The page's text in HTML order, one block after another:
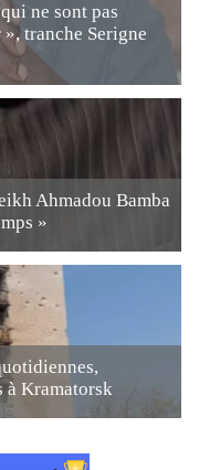
ne sont pas
tranche Serigne
Ahmadou Bamba
»
à Kramatorsk